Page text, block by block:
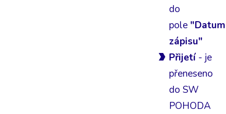
do
pole "Datum
zápisu"
Přijetí - je
přeneseno
do SW
POHODA